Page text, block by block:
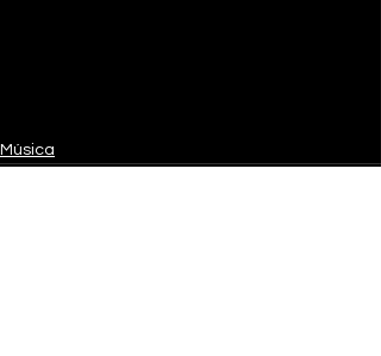
Música